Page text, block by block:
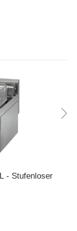
- Stufenloser